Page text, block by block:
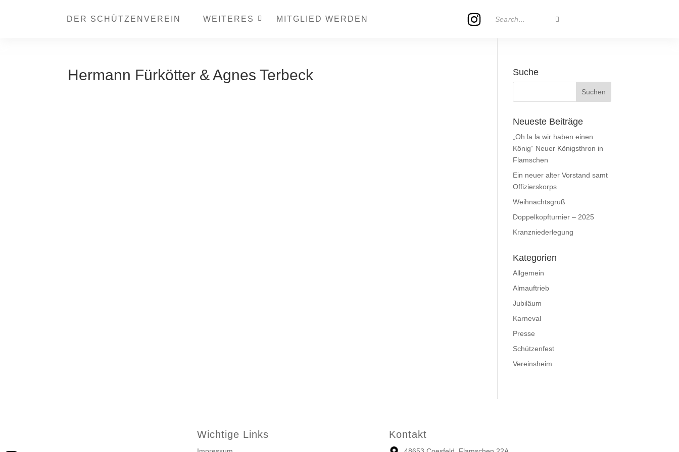
DER SCHÜTZENVEREIN WEITERES MITGLIED WERDEN
Hermann Fürkötter & Agnes Terbeck Suche
Neueste Beiträge
„Oh la la wir haben einen
König“ Neuer Königsthron in
Flamschen
Ein neuer alter Vorstand samt
Offizierskorps
Weihnachtsgruß
Doppelkopfturnier – 2025
Kranzniederlegung
Kategorien
Allgemein
Almauftrieb
Jubiläum
Karneval
Presse
Schützenfest
Vereinsheim
Wichtige Links Kontakt